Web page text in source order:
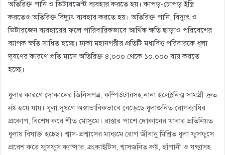
অতিরিক্ত পানি ও ডিটারজেন্ট ব্যবহার করতে হয়। কাপড়-চোপড় ইস্ত্রি
করতেও অতিরিক্ত বিদ্যুৎ ব্যবহার করতে হয়। অতিরিক্ত পানি, বিদ্যুৎ ও
ডিটারজেন ব্যবহারের ফলে পারিবারিকভাবে আর্থিক ক্ষতি ছাড়াও পরিবেশের
ব্যাপক ক্ষতি সাধিত হচ্ছে। ঢাকা মহানগরীর প্রতিটি মধ্যবিত্ত পরিবারকে ধূলা
দূষণের কারণে প্রতি মাসে অতিরিক্ত ৪,০০০ থেকে ১০,০০০ ব্যয় করতে
হচ্ছে।
ধূলার কারণে দোকানের জিনিসপত্র, কম্পিউটারসহ নানা ইলেক্ট্রনিক্স সামগ্রী দ্রুত
নষ্ট হয়ে যায়। ধূলা দূষণে অস্বাভাবিকভাবে বেড়েছে ধূলাজনিত রোগব্যাধির
প্রকোপ, বিশেষ করে শীত মৌসুমে। রাস্তার পাশে দোকানের খাবার প্রতিনিয়ত
ধূলায় বিষাক্ত হচেছ। শ্বাস-প্রশ্বাসের মাধ্যমে রোগ জীবানু মিশ্রিত ধূলা ফুসফুসে
প্রবেশ করে ফুসফুস ক্যান্সার, ব্রংকাইটিস, শ্বাসজনিত কষ্ট, হাঁপানী ও যক্ষ্মাসহ